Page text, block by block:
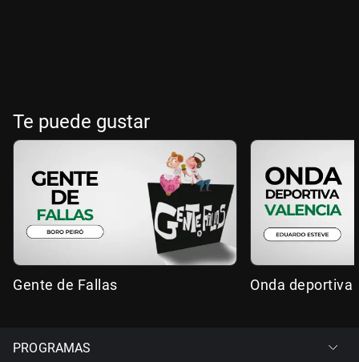
Te puede gustar
Gente de Fallas Onda deportiva
PROGRAMAS